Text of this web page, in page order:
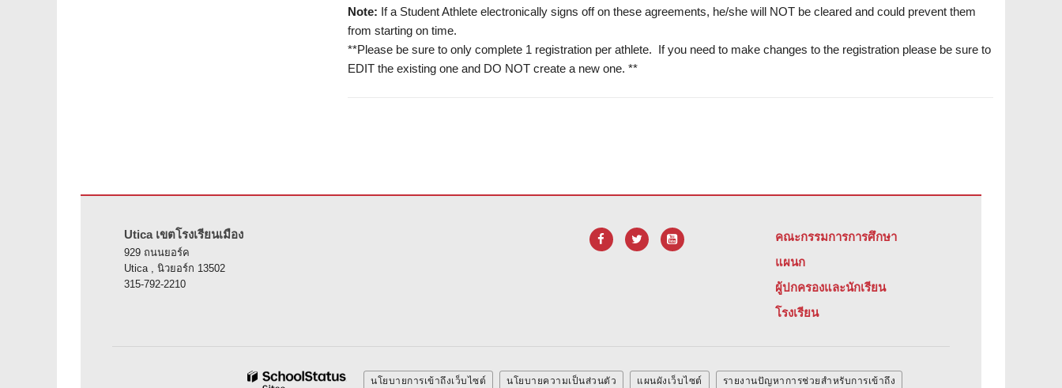
Note: If a Student Athlete electronically signs off on these agreements, he/she will NOT be cleared and could prevent them
from starting on time.
**Please be sure to only complete 1 registration per athlete. If you need to make changes to the registration please be sure to
EDIT the existing one and DO NOT create a new one. **
Utica เขตโรงเรียนเมือง
929 ถนนยอร์ค
Utica , นิวยอร์ก 13502
315-792-2210
คณะกรรมการการศึกษา
แผนก
ผู้ปกครองและนักเรียน
โรงเรียน
นโยบายการเข้าถึงเว็บไซต์ นโยบายความเป็นส่วนตัว แผนผังเว็บไซต์ รายงานปัญหาการช่วยสําหรับการเข้าถึง